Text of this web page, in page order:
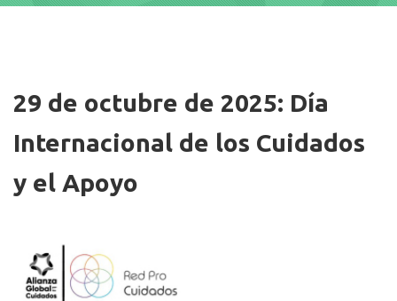
29 de octubre de 2025: Día
Internacional de los Cuidados
y el Apoyo